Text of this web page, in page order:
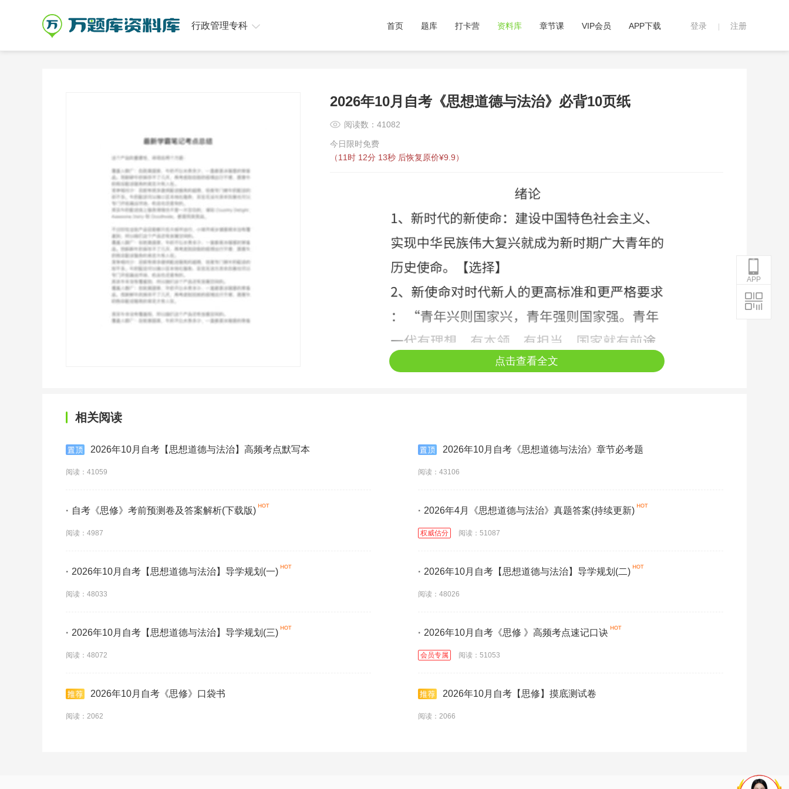
登录 注册
首页 题库 打卡营 资料库 章节课 VIP会员 APP下载
行政管理专科
2026年10月自考《思想道德与法治》必背10页纸
阅读数：41082
今日限时免费
（11时 12分 13秒 后恢复原价¥9.9）
点击查看全文
相关阅读
2026年10月自考【思想道德与法治】高频考点默写本
阅读：41059
2026年10月自考《思想道德与法治》章节必考题
阅读：43106
· 自考《思修》考前预测卷及答案解析(下载版)
阅读：4987
· 2026年4月《思想道德与法治》真题答案(持续更新)
权威估分 阅读：51087
· 2026年10月自考【思想道德与法治】导学规划(一)
阅读：48033
· 2026年10月自考【思想道德与法治】导学规划(二)
阅读：48026
· 2026年10月自考【思想道德与法治】导学规划(三)
阅读：48072
· 2026年10月自考《思修 》高频考点速记口诀
会员专属 阅读：51053
2026年10月自考《思修》口袋书
阅读：2062
2026年10月自考【思修】摸底测试卷
阅读：2066
APP